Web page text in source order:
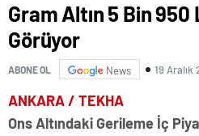
Gram Altın 5 Bin
Görüyor
ABONE OL News 19 Aralık
ANKARA / TEKHA
Ons Altındaki Gerileme İç